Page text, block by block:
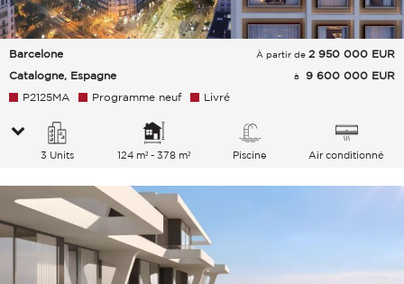
Barcelone
Catalogne, Espagne
À partir de 2 950 000 EUR
à
9 600 000 EUR
P2125MA
Programme neuf Livré
3 Units 124 m² - 378 m² Piscine Air conditionné